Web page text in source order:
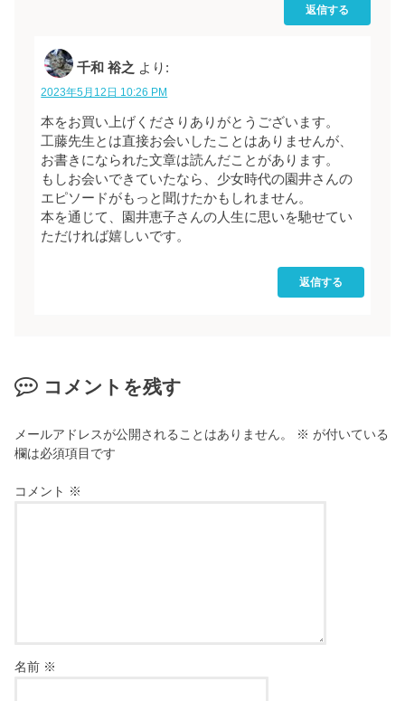
返信する
千和 裕之 より:
2023年5月12日 10:26 PM
本をお買い上げくださりありがとうございます。
工藤先生とは直接お会いしたことはありませんが、
お書きになられた文章は読んだことがあります。
もしお会いできていたなら、少女時代の園井さんの
エピソードがもっと聞けたかもしれません。
本を通じて、園井恵子さんの人生に思いを馳せてい
ただければ嬉しいです。
返信する
コメントを残す
メールアドレスが公開されることはありません。 ※ が付いている
欄は必須項目です
コメント ※
名前 ※